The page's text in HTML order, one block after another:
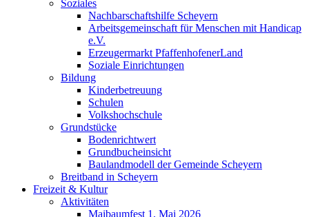
Soziales
Nachbarschaftshilfe Scheyern
Arbeitsgemeinschaft für Menschen mit Handicap
e.V.
Erzeugermarkt PfaffenhofenerLand
Soziale Einrichtungen
Bildung
Kinderbetreuung
Schulen
Volkshochschule
Grundstücke
Bodenrichtwert
Grundbucheinsicht
Baulandmodell der Gemeinde Scheyern
Breitband in Scheyern
Freizeit & Kultur
Aktivitäten
Maibaumfest 1. Mai 2026